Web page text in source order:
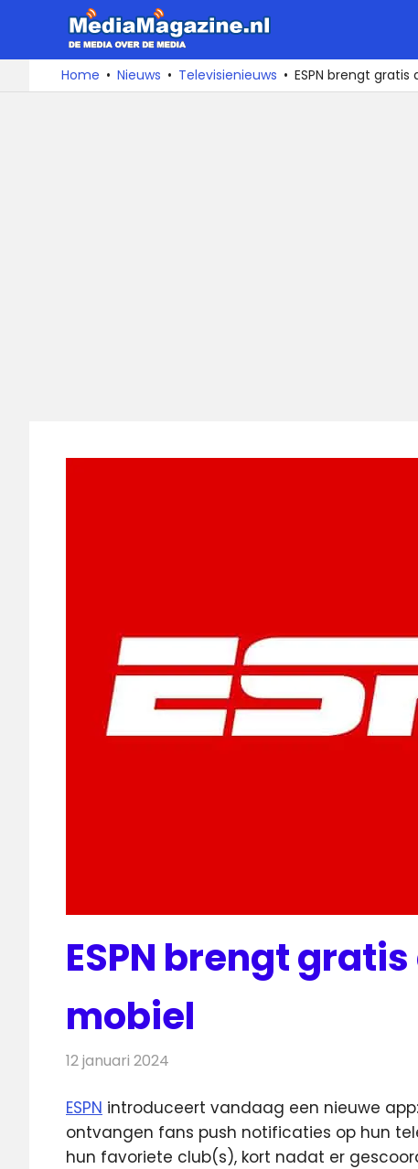
naar
De
media
over
Home Nieuws Televisienieuws ESPN brengt
ESPN brengt
mobiel
12 januari 2024
ESPN introduceert vandaag een nieuwe app:
ontvangen fans push notificaties op hun
hun favoriete club(s), kort nadat er